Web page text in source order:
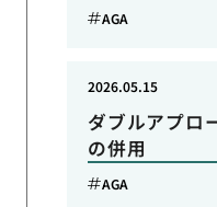
AGA
ダブルアプロ
の併用
2026.05.15
AGA